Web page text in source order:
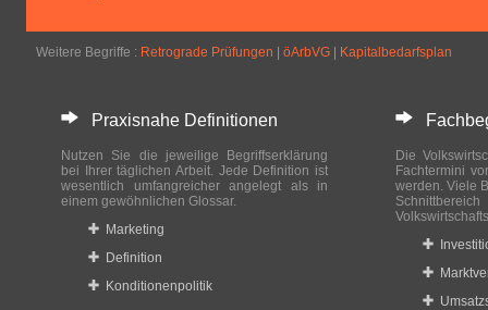
Weitere Begriffe : Retrograde Prüfungen öArbVG Kapitalbedarfsplan
Praxisnahe Definitionen
Nutzen Sie die jeweilige Begriffserklärung
bei Ihrer täglichen Arbeit. Jede Definition ist
wesentlich umfangreicher angelegt als in
einem gewöhnlichen Glossar.
Marketing
Definition
Konditionenpolitik
Die
Fachtermini
werden. Viele